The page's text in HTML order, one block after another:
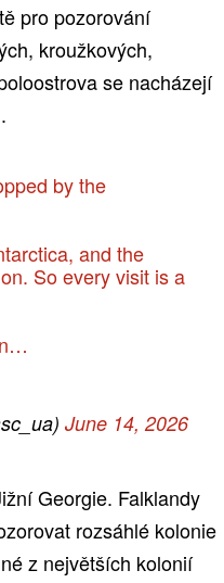
pro pozorování
kroužkových,
se nacházejí
by the
and the
So every visit is a
June 14, 2026
Georgie. Falklandy
rozsáhlé kolonie
z největších kolonií